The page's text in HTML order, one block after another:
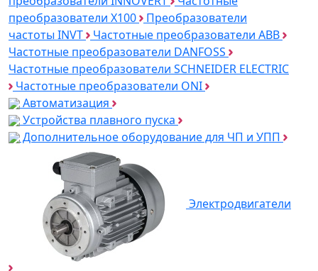
преобразователи Х100
Преобразователи
частоты INVT
Частотные преобразователи ABB
Частотные преобразователи DANFOSS
Частотные преобразователи SCHNEIDER ELECTRIC
Частотные преобразователи ONI
Автоматизация
Устройства плавного пуска
Дополнительное оборудование для ЧП и УПП
Электродвигатели